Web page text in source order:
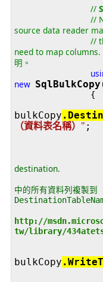
//
//
source data reader
//
need to map columns.
明。
new SqlBulkCopy
bulkCopy
（資料表名稱） " ;
destination.
中的所有資料列複製
http://
bulkCopy